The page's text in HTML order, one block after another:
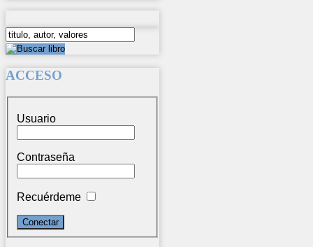
ACCESO
Usuario
Contraseña
Recuérdeme